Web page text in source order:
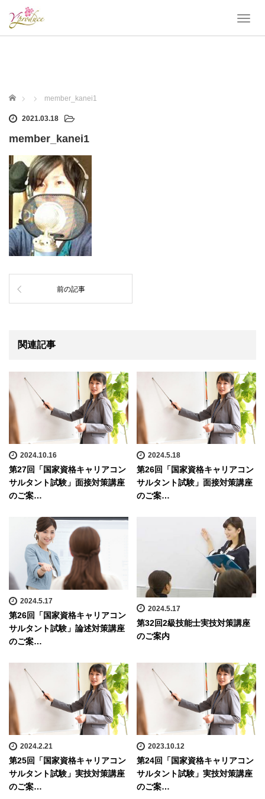
T
ホーム member_kanei1
2021.03.18
member_kanei1
前の記事
関連記事
2024.10.16
第27回「国家資格キャリアコン
サルタント試験」面接対策講座
のご案…
2024.5.18
第26回「国家資格キャリアコン
サルタント試験」面接対策講座
のご案…
2024.5.17
第26回「国家資格キャリアコン
サルタント試験」論述対策講座
のご案…
2024.5.17
第32回2級技能士実技対策講座
のご案内
2024.2.21
第25回「国家資格キャリアコン
サルタント試験」実技対策講座
のご案…
2023.10.12
第24回「国家資格キャリアコン
サルタント試験」実技対策講座
のご案…